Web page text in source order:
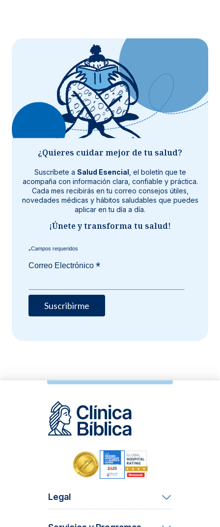
¿Quieres cuidar mejor de tu salud?
Suscríbete a Salud Esencial , el boletín que te
acompaña con información clara, confiable y práctica.
Cada mes recibirás en tu correo consejos útiles,
novedades médicas y hábitos saludables que puedes
aplicar en tu día a día.
¡Únete y transforma tu salud!
*
Correo Electrónico*
Legal